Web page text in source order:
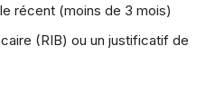
récent (moins de 3 mois)
(RIB) ou un justificatif de